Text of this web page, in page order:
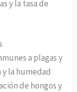
y la tasa de
a plagas y
la humedad
de hongos y